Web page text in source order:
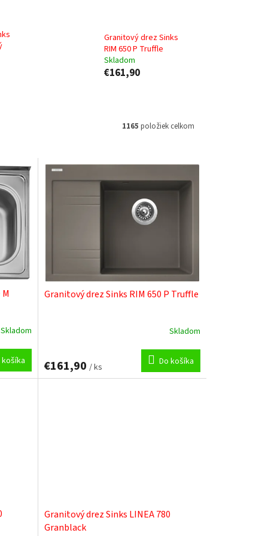
Granitový drez Sinks
RIM 650 P Truffle
Skladom
€161,90
1165 položiek celkom
Skladom
košíka
Granitový drez Sinks RIM 650 P Truffle
Skladom
€161,90 / ks Do košíka
Granitový drez Sinks LINEA 780
Granblack